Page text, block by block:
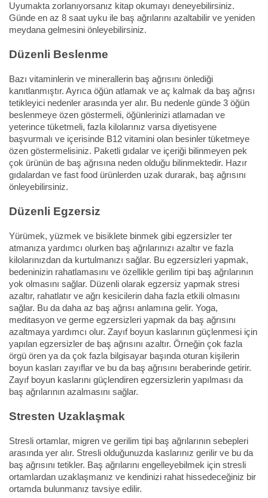
Uyumakta zorlanıyorsanız kitap okumayı deneyebilirsiniz.
Günde en az 8 saat uyku ile baş ağrılarını azaltabilir ve yeniden
meydana gelmesini önleyebilirsiniz.
Düzenli Beslenme
Bazı vitaminlerin ve minerallerin baş ağrısını önlediği
kanıtlanmıştır. Ayrıca öğün atlamak ve aç kalmak da baş ağrısı
tetikleyici nedenler arasında yer alır. Bu nedenle günde 3 öğün
beslenmeye özen göstermeli, öğünlerinizi atlamadan ve
yeterince tüketmeli, fazla kilolarınız varsa diyetisyene
başvurmalı ve içerisinde B12 vitamini olan besinler tüketmeye
özen göstermelisiniz. Paketli gıdalar ve içeriği bilinmeyen pek
çok ürünün de baş ağrısına neden olduğu bilinmektedir. Hazır
gıdalardan ve fast food ürünlerden uzak durarak, baş ağrısını
önleyebilirsiniz.
Düzenli Egzersiz
Yürümek, yüzmek ve bisiklete binmek gibi egzersizler ter
atmanıza yardımcı olurken baş ağrılarınızı azaltır ve fazla
kilolarınızdan da kurtulmanızı sağlar. Bu egzersizleri yapmak,
bedeninizin rahatlamasını ve özellikle gerilim tipi baş ağrılarının
yok olmasını sağlar. Düzenli olarak egzersiz yapmak stresi
azaltır, rahatlatır ve ağrı kesicilerin daha fazla etkili olmasını
sağlar. Bu da daha az baş ağrısı anlamına gelir. Yoga,
meditasyon ve germe egzersizleri yapmak da baş ağrısını
azaltmaya yardımcı olur. Zayıf boyun kaslarının güçlenmesi için
yapılan egzersizler de baş ağrısını azaltır. Örneğin çok fazla
örgü ören ya da çok fazla bilgisayar başında oturan kişilerin
boyun kasları zayıflar ve bu da baş ağrısını beraberinde getirir.
Zayıf boyun kaslarını güçlendiren egzersizlerin yapılması da
baş ağrılarının azalmasını sağlar.
Stresten Uzaklaşmak
Stresli ortamlar, migren ve gerilim tipi baş ağrılarının sebepleri
arasında yer alır. Stresli olduğunuzda kaslarınız gerilir ve bu da
baş ağrısını tetikler. Baş ağrılarını engelleyebilmek için stresli
ortamlardan uzaklaşmanız ve kendinizi rahat hissedeceğiniz bir
ortamda bulunmanız tavsiye edilir.